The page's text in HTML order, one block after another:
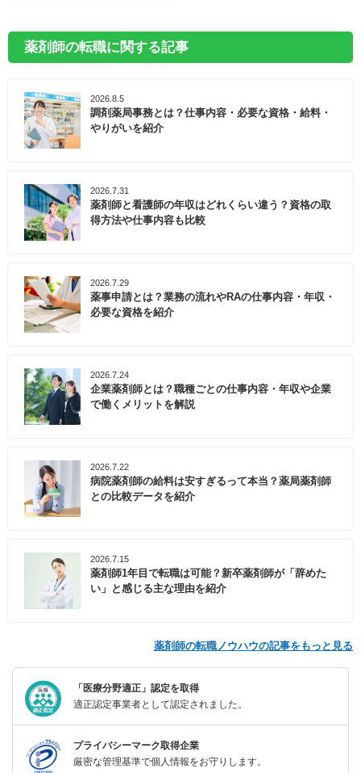
薬剤師の転職に関する記事
2026.8.5
調剤薬局事務とは？仕事内容・必要な資格・給料・
やりがいを紹介
2026.7.31
薬剤師と看護師の年収はどれくらい違う？資格の取
得方法や仕事内容も比較
2026.7.29
薬事申請とは？業務の流れやRAの仕事内容・年収・
必要な資格を紹介
2026.7.24
企業薬剤師とは？職種ごとの仕事内容・年収や企業
で働くメリットを解説
2026.7.22
病院薬剤師の給料は安すぎるって本当？薬局薬剤師
との比較データを紹介
2026.7.15
薬剤師1年目で転職は可能？新卒薬剤師が「辞めた
い」と感じる主な理由を紹介
薬剤師の転職ノウハウの記事をもっと見る
「医療分野適正」認定を取得
適正認定事業者として認定されました。
プライバシーマーク取得企業
厳密な管理基準で個人情報をお守りします。